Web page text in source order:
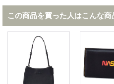
この商品を買った人はこんな